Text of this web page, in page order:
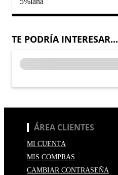
TE PODRÍA INTERESAR...
ÁREA CLIENTES
MI CUENTA
MIS COMPRAS
CAMBIAR CONTRASEÑA